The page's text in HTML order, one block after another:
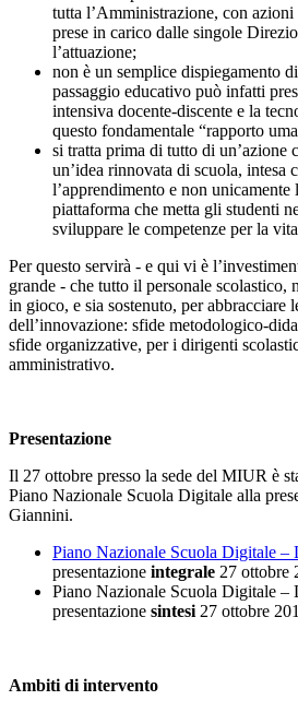
tutta l’Amministrazione, con
prese in carico dalle singole
l’attuazione;
non è un semplice dispiegamento
passaggio educativo può infatti
intensiva docente-discente e la
questo fondamentale “rapporto
si tratta prima di tutto di un’azione
un’idea rinnovata di scuola, intesa
l’apprendimento e non
piattaforma che metta gli studenti
sviluppare le competenze per la
Per questo servirà - e qui vi è
grande - che tutto il personale scolastico,
in gioco, e sia sostenuto, per abbracciare
dell’innovazione: sfide metodologico-
sfide organizzative, per i dirigenti
amministrativo.
Presentazione
Il 27 ottobre presso la sede del MIUR è
Piano Nazionale Scuola Digitale alla
Giannini.
Piano Nazionale Scuola Digitale –
presentazione integrale 27 ottobre
Piano Nazionale Scuola Digitale –
presentazione sintesi 27 ottobre
Ambiti di intervento